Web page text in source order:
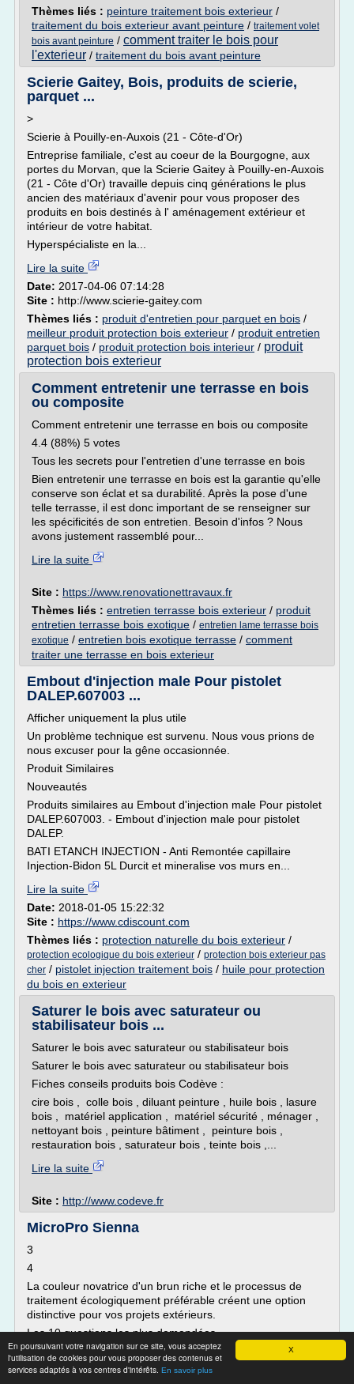
X
En poursuivant votre navigation sur ce site, vous acceptez
l'utilisation de cookies pour vous proposer des contenus et
services adaptés à vos centres d'intérêts. En savoir plus
Thèmes liés : peinture traitement bois exterieur /
traitement du bois exterieur avant peinture / traitement volet
bois avant peinture / comment traiter le bois pour
l'exterieur / traitement du bois avant peinture
Scierie Gaitey, Bois, produits de scierie,
parquet ...
>
Scierie à Pouilly-en-Auxois (21 - Côte-d'Or)
Entreprise familiale, c'est au coeur de la Bourgogne, aux
portes du Morvan, que la Scierie Gaitey à Pouilly-en-Auxois
(21 - Côte d'Or) travaille depuis cinq générations le plus
ancien des matériaux d'avenir pour vous proposer des
produits en bois destinés à l' aménagement extérieur et
intérieur de votre habitat.
Hyperspécialiste en la...
Lire la suite
Date: 2017-04-06 07:14:28
Site : http://www.scierie-gaitey.com
Thèmes liés : produit d'entretien pour parquet en bois /
meilleur produit protection bois exterieur / produit entretien
parquet bois / produit protection bois interieur / produit
protection bois exterieur
Comment entretenir une terrasse en bois
ou composite
Comment entretenir une terrasse en bois ou composite
4.4 (88%) 5 votes
Tous les secrets pour l'entretien d'une terrasse en bois
Bien entretenir une terrasse en bois est la garantie qu'elle
conserve son éclat et sa durabilité. Après la pose d'une
telle terrasse, il est donc important de se renseigner sur
les spécificités de son entretien. Besoin d'infos ? Nous
avons justement rassemblé pour...
Lire la suite
Site : https://www.renovationettravaux.fr
Thèmes liés : entretien terrasse bois exterieur / produit
entretien terrasse bois exotique / entretien lame terrasse bois
exotique / entretien bois exotique terrasse / comment
traiter une terrasse en bois exterieur
Embout d'injection male Pour pistolet
DALEP.607003 ...
Afficher uniquement la plus utile
Un problème technique est survenu. Nous vous prions de
nous excuser pour la gêne occasionnée.
Produit Similaires
Nouveautés
Produits similaires au Embout d'injection male Pour pistolet
DALEP.607003. - Embout d'injection male pour pistolet
DALEP.
BATI ETANCH INJECTION - Anti Remontée capillaire
Injection-Bidon 5L Durcit et mineralise vos murs en...
Lire la suite
Date: 2018-01-05 15:22:32
Site : https://www.cdiscount.com
Thèmes liés : protection naturelle du bois exterieur /
protection ecologique du bois exterieur / protection bois exterieur pas
cher / pistolet injection traitement bois / huile pour protection
du bois en exterieur
Saturer le bois avec saturateur ou
stabilisateur bois ...
Saturer le bois avec saturateur ou stabilisateur bois
Saturer le bois avec saturateur ou stabilisateur bois
Fiches conseils produits bois Codève :
cire bois , colle bois , diluant peinture , huile bois , lasure
bois , matériel application , matériel sécurité , ménager ,
nettoyant bois , peinture bâtiment , peinture bois ,
restauration bois , saturateur bois , teinte bois ,...
Lire la suite
Site : http://www.codeve.fr
MicroPro Sienna
3
4
La couleur novatrice d'un brun riche et le processus de
traitement écologiquement préférable créent une option
distinctive pour vos projets extérieurs.
Les 10 questions les plus demandées
Devrais-je appliquer un produit de finition sur mon projet
MicroPro Sienna immédiatement?